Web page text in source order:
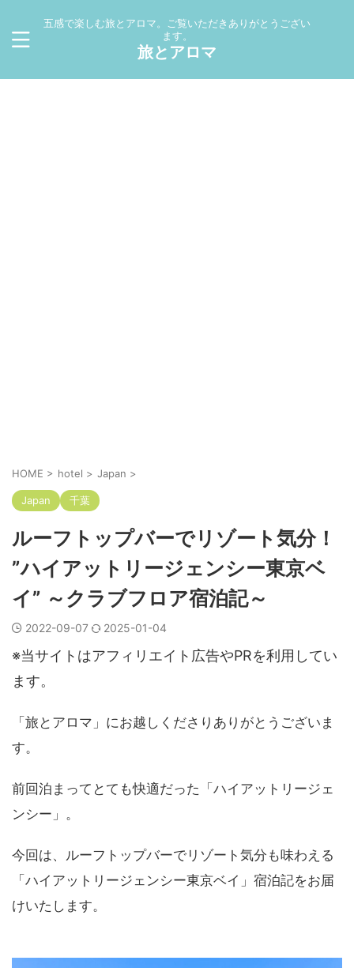
五感で楽しむ旅とアロマ。ご覧いただきありがとうござい
ます。
旅とアロマ
HOME > hotel > Japan >
Japan 千葉
ルーフトップバーでリゾート気分！
”ハイアットリージェンシー東京ベ
イ” ～クラブフロア宿泊記～
2022-09-07 2025-01-04
※当サイトはアフィリエイト広告やPRを利用してい
ます。
「旅とアロマ」にお越しくださりありがとうございま
す。
前回泊まってとても快適だった「ハイアットリージェ
ンシー」。
今回は、ルーフトップバーでリゾート気分も味わえる
「ハイアットリージェンシー東京ベイ」宿泊記をお届
けいたします。